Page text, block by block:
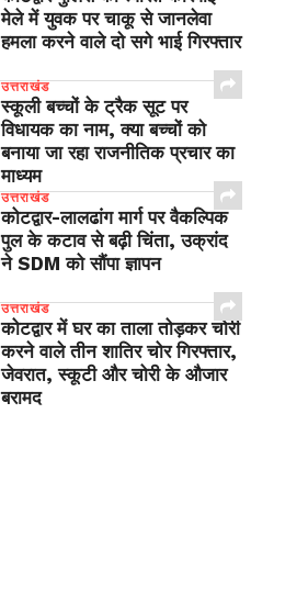
मेले में युवक पर चाकू से जानलेवा
हमला करने वाले दो सगे भाई गिरफ्तार
उत्तराखंड
स्कूली बच्चों के ट्रैक सूट पर
विधायक का नाम, क्या बच्चों को
बनाया जा रहा राजनीतिक प्रचार का
माध्यम
उत्तराखंड
​कोटद्वार-लालढांग मार्ग पर वैकल्पिक
पुल के कटाव से बढ़ी चिंता, उक्रांद
ने SDM को सौंपा ज्ञापन
उत्तराखंड
कोटद्वार में घर का ताला तोड़कर चोरी
करने वाले तीन शातिर चोर गिरफ्तार,
जेवरात, स्कूटी और चोरी के औजार
बरामद